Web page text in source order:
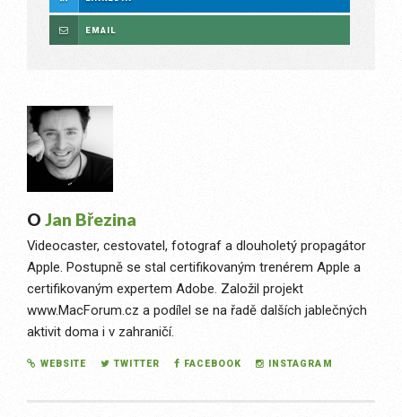
EMAIL
O Jan Březina
Videocaster, cestovatel, fotograf a dlouholetý propagátor
Apple. Postupně se stal certifikovaným trenérem Apple a
certifikovaným expertem Adobe. Založil projekt
www.MacForum.cz a podílel se na řadě dalších jablečných
aktivit doma i v zahraničí.
WEBSITE TWITTER FACEBOOK INSTAGRAM